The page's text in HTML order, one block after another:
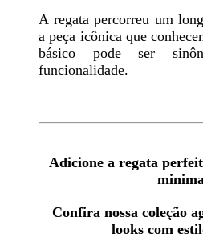
A regata percorreu um
a peça icônica que
básico pode ser
funcionalidade.
Adicione a regata
Confira nossa coleção
looks com